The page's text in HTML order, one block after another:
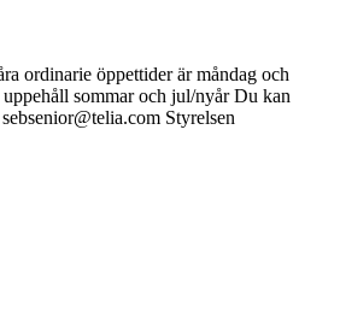
ordinarie öppettider är måndag och
sommar och jul/nyår Du kan
Styrelsen